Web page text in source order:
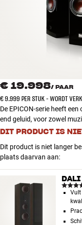
Accessoires
INSPIRATIE
NIEUW
Winkels
Klantenservice
€ 19.998/ PAAR
€ 9.999 PER STUK - WORDT
De EPICON-serie heeft
end geluid, voor zowel
DIT PRODUCT IS
Dit product is niet langer
plaats daarvan aan:
DALI
Vult